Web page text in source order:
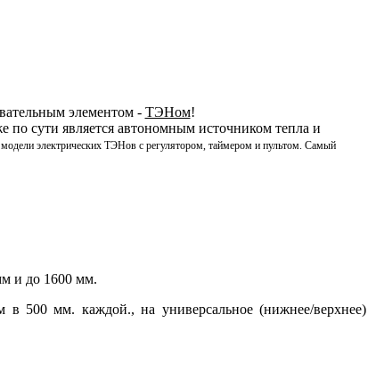
элементом - ТЭНом!
по сути является автономным источником тепла и
модели электрических ТЭНов с регулятором, таймером и пультом. Самый
и до 1600 мм.
в 500 мм. каждой., на универсальное (нижнее/верхнее)